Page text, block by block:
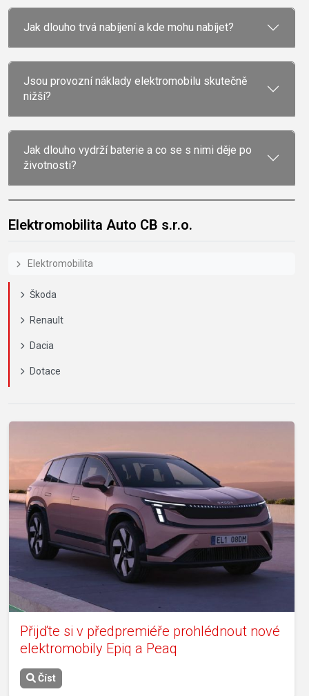
Elektromobilita Auto CB s.r.o.
Elektromobilita
Škoda
Renault
Dacia
Dotace
Přijďte si v předpremiéře prohlédnout nové
elektromobily Epiq a Peaq
Číst
Jak dlouho trvá nabíjení a kde mohu nabíjet?
Jsou provozní náklady elektromobilu skutečně
nižší?
Jak dlouho vydrží baterie a co se s nimi děje po
životnosti?